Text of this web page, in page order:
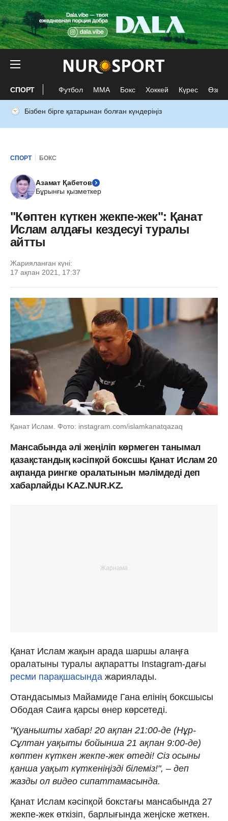
СПОРТ Футбол ММА Бокс Хоккей Күрес Өзге
Бізбен бірге қатарынан болған күндеріңіз
СПОРТ БОКС
Азамат Қабетов
Бұрынғы қызметкер
"Көптен күткен жекпе-жек": Қанат
Ислам алдағы кездесуі туралы
айтты
Жарияланған күні:
17 ақпан 2021, 17:37
Қанат Ислам. Фото: instagram.com/islamkanatqazaq
Мансабында әлі жеңіліп көрмеген танымал
қазақстандық кәсіпқой боксшы Қанат Ислам 20
ақпанда рингке оралатынын мәлімдеді деп
хабарлайды KAZ.NUR.KZ.
Қанат Ислам жақын арада шаршы алаңға
оралатыны туралы ақпаратты Instagram-дағы
ресми парақшасында жариялады.
Отандасымыз Майамиде Гана елінің боксшысы
Ободая Саиға қарсы өнер көрсетеді.
"Қуанышты хабар! 20 ақпан 21:00-де (Нұр-
Сұлтан уақыты бойынша 21 ақпан 9:00-де)
көптен күткен жекпе-жек өтеді! Сіз осыны
қанша уақыт күткеніңізді білеміз!", – деп
жазды ол видео сипаттамасында.
Қанат Ислам кәсіпқой бокстағы мансабында 27
жекпе-жек өткізіп, барлығында жеңіске жеткен.